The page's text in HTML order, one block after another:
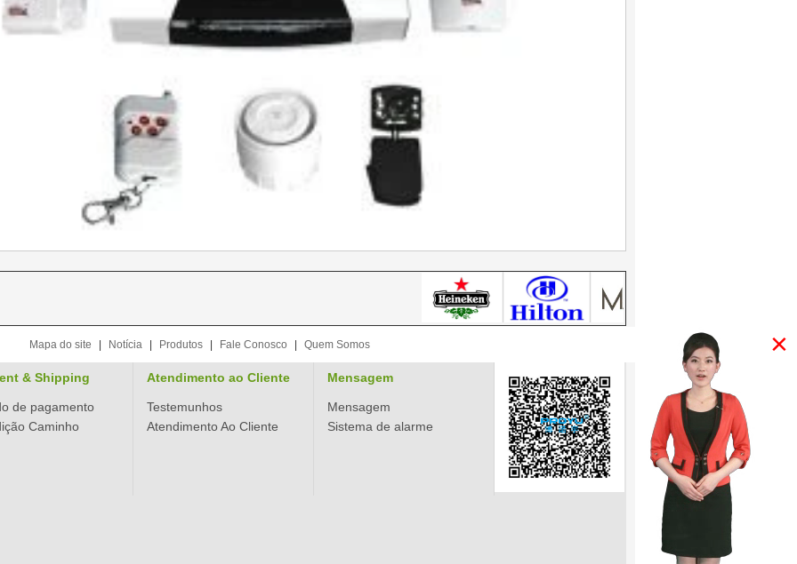
Mapa do site Notícia Produtos Fale Conosco Quem Somos
& Shipping
de pagamento
Caminho
Atendimento ao Cliente
Testemunhos
Atendimento Ao Cliente
Mensagem
Mensagem
Sistema de alarme
×